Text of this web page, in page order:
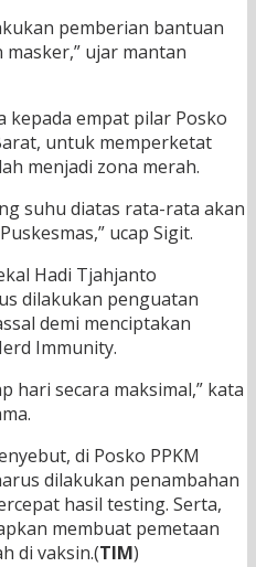
pemberian bantuan
ujar mantan
kepada empat pilar Posko
untuk memperketat
menjadi zona merah.
suhu diatas rata-rata akan
ucap Sigit.
Hadi Tjahjanto
dilakukan penguatan
demi menciptakan
Immunity.
hari secara maksimal,” kata
di Posko PPKM
dilakukan penambahan
hasil testing. Serta,
membuat pemetaan
di vaksin.(TIM)